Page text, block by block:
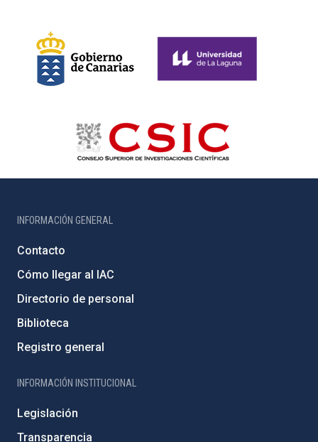
INFORMACIÓN GENERAL
Contacto
Cómo llegar al IAC
Directorio de personal
Biblioteca
Registro general
INFORMACIÓN INSTITUCIONAL
Legislación
Transparencia